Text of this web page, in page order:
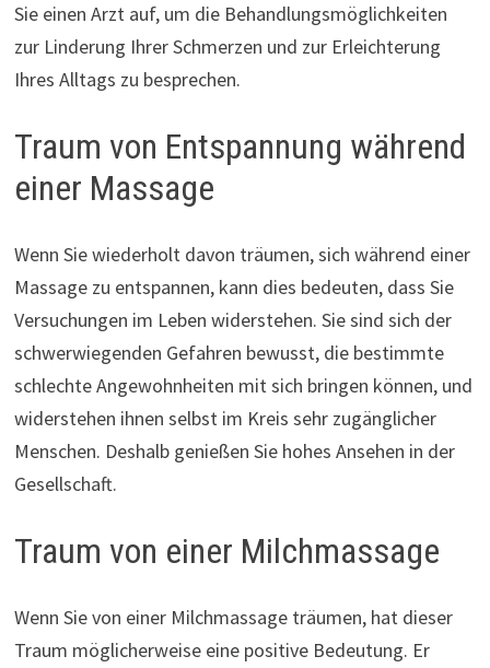
Sie einen Arzt auf, um die Behandlungsmöglichkeiten
zur Linderung Ihrer Schmerzen und zur Erleichterung
Ihres Alltags zu besprechen.
Traum von Entspannung während
einer Massage
Wenn Sie wiederholt davon träumen, sich während einer
Massage zu entspannen, kann dies bedeuten, dass Sie
Versuchungen im Leben widerstehen. Sie sind sich der
schwerwiegenden Gefahren bewusst, die bestimmte
schlechte Angewohnheiten mit sich bringen können, und
widerstehen ihnen selbst im Kreis sehr zugänglicher
Menschen. Deshalb genießen Sie hohes Ansehen in der
Gesellschaft.
Traum von einer Milchmassage
Wenn Sie von einer Milchmassage träumen, hat dieser
Traum möglicherweise eine positive Bedeutung. Er